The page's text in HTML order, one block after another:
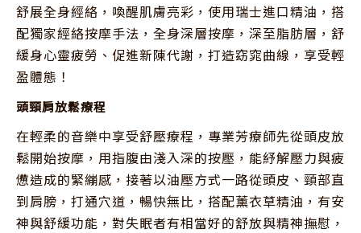
舒展全身經絡，喚醒肌膚亮彩，使用瑞士進口精油，搭
配獨家經絡按摩手法，全身深層按摩，深至脂肪層，舒
緩身心靈疲勞、促進新陳代謝，打造窈窕曲線，享受輕
盈體態！
頭頸肩放鬆療程
在輕柔的音樂中享受舒壓療程，專業芳療師先從頭皮放
鬆開始按摩，用指腹由淺入深的按壓，能紓解壓力與疲
憊造成的緊繃感，接著以油壓方式一路從頭皮、頸部直
到肩膀，打通穴道，暢快無比，搭配薰衣草精油，有安
神與舒緩功能，對失眠者有相當好的舒放與精神撫慰，